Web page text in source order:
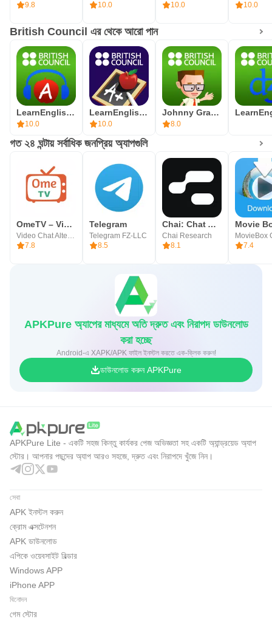
9.8
10.0
10.0
10.0
British Council এর থেকে আরো পান
LearnEnglish Podcasts
10.0
LearnEnglish Grammar
10.0
Johnny Grammar Word Challenge
8.0
গত ২৪ ঘন্টায় সর্বাধিক জনপ্রিয় অ্যাপগুলি
OmeTV – Video Chat Alternative
Video Chat Alternative
7.8
Telegram
Telegram FZ-LLC
8.5
Chai: Chat AI Platform
Chai Research
8.1
Movie
MovieBox
7.4
APKPure অ্যাপের মাধ্যমে অতি দ্রুত এবং নিরাপদ ডাউনলোড
করা হচ্ছে
Android-এ XAPK/APK ফাইল ইনস্টল করতে এক-ক্লিক করুন!
ডাউনলোড করুন APKPure
APKPure Lite - একটি সহজ কিন্তু কার্যকর পেজ অভিজ্ঞতা সহ একটি অ্যান্ড্রয়েড অ্যাপ
স্টোর। আপনার পছন্দের অ্যাপ আরও সহজে, দ্রুত এবং নিরাপদে খুঁজে নিন।
সেবা
APK ইনস্টল করুন
ক্রোম এক্সটেনশন
APK ডাউনলোড
এপিকে ওয়েবসাইট বিল্ডার
Windows APP
iPhone APP
বিনোদন
গেম স্টোর